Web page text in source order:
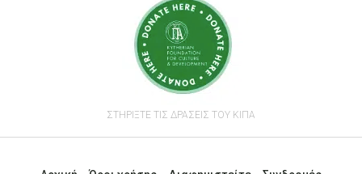
ΣΤΗΡΙΞΤΕ ΤΙΣ ΔΡΑΣΕΙΣ ΤΟΥ ΚΙΠΑ